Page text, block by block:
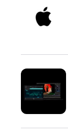
置
选
功
能
出